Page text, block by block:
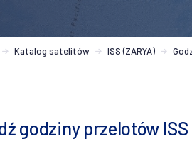
Katalog satelitów ISS (ZARYA)
godziny przelotów